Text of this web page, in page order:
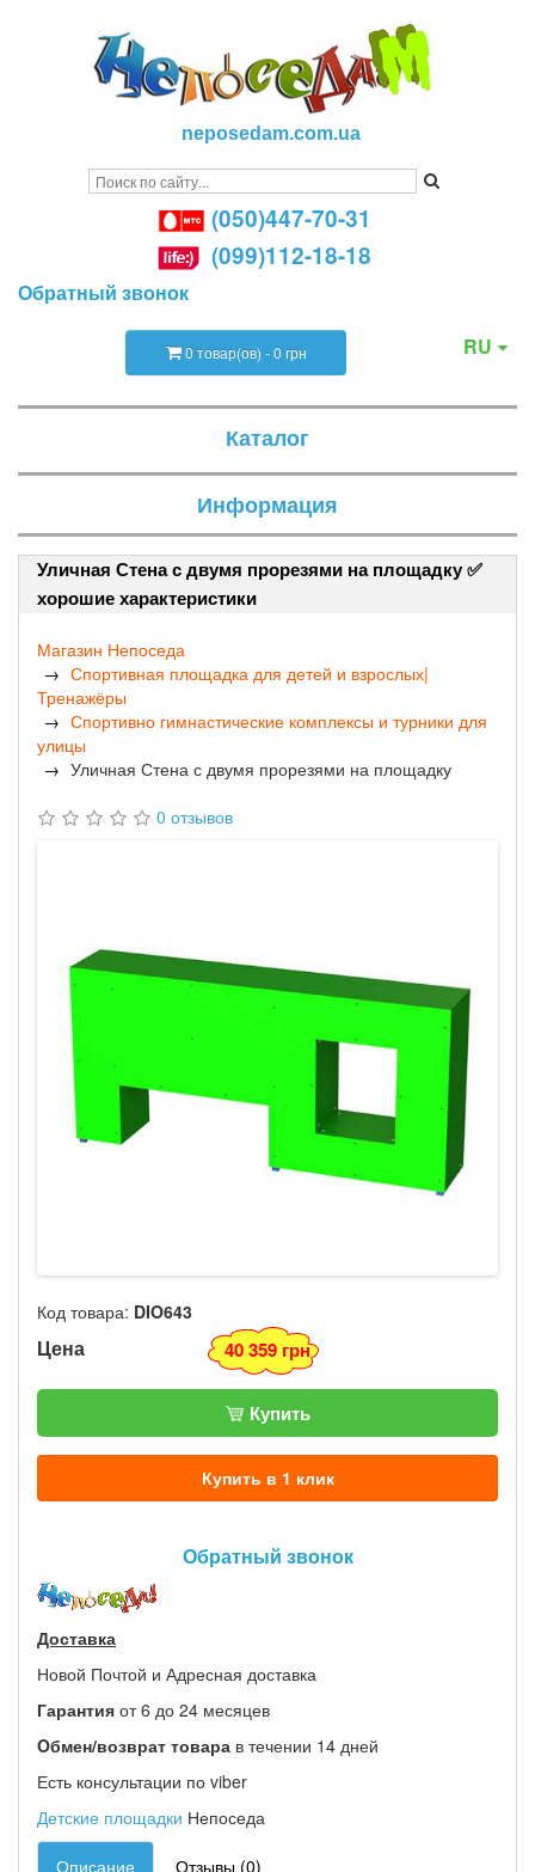
neposedam.com.ua
(050)447-70-31
(099)112-18-18
Обратный звонок
RU
0 товар(ов) - 0 грн
Каталог
Информация
Уличная Стена с двумя прорезями на площадку ✅
хорошие характеристики
Магазин Непоседа
Спортивная площадка для детей и взрослых|
Тренажёры
Спортивно гимнастические комплексы и турники для
улицы
Уличная Стена с двумя прорезями на площадку
0 отзывов
Код товара: DIO643
Цена 40 359 грн
Купить
Купить в 1 клик
Обратный звонок
Доставка
Новой Почтой и Адресная доставка
Гарантия от 6 до 24 месяцев
Oбмен/возврат товара в течении 14 дней
Есть консультации по viber
Детские площадки Непоседа
Описание Отзывы (0)